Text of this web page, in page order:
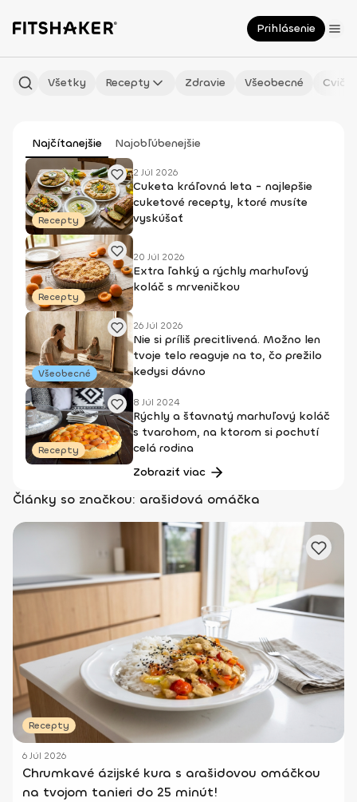
Prihlásenie
Všetky Recepty Zdravie Všeobecné
Najčítanejšie Najobľúbenejšie
Recepty
2 Júl 2026
Cuketa kráľovná leta - najlepšie
cuketové recepty, ktoré musíte
vyskúšať
Recepty
20 Júl 2026
Extra ľahký a rýchly marhuľový
koláč s mrveničkou
Všeobecné
26 Júl 2026
Nie si príliš precitlivená. Možno len
tvoje telo reaguje na to, čo prežilo
kedysi dávno
Recepty
8 Júl 2024
Rýchly a šťavnatý marhuľový koláč
s tvarohom, na ktorom si pochutí
celá rodina
Zobraziť viac
Články so značkou: arašidová omáčka
Recepty
6 Júl 2026
Chrumkavé ázijské kura s arašidovou omáčkou
na tvojom tanieri do 25 minút!